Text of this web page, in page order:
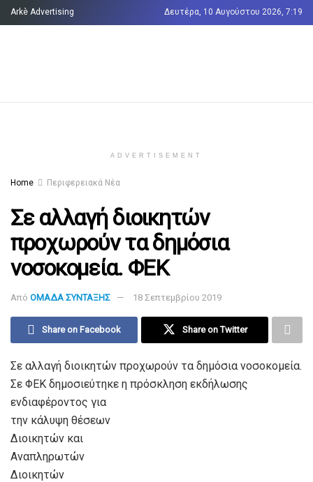
Arkè Advertising Δευτέρα, 10 Αυγούστου 2026, 7:19
ADVERTISEMENT
Home Περιφερειακά Νέα
Σε αλλαγή διοικητών
προχωρούν τα δημόσια
νοσοκομεία. ΦΕΚ
Από ΟΜΑΔΑ ΣΥΝΤΑΞΗΣ 18 Σεπτεμβρίου 2019
Share on Facebook Share on Twitter
Σε αλλαγή διοικητών προχωρούν τα δημόσια νοσοκομεία.
Σε ΦΕΚ δημοσιεύτηκε η πρόσκληση εκδήλωσης
ενδιαφέροντος για
την κάλυψη θέσεων
Διοικητών και
Αναπληρωτών
Διοικητών